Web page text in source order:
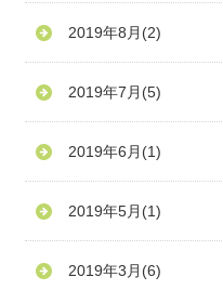
2019年8月 (2)
2019年7月 (5)
2019年6月 (1)
2019年5月 (1)
2019年3月 (6)